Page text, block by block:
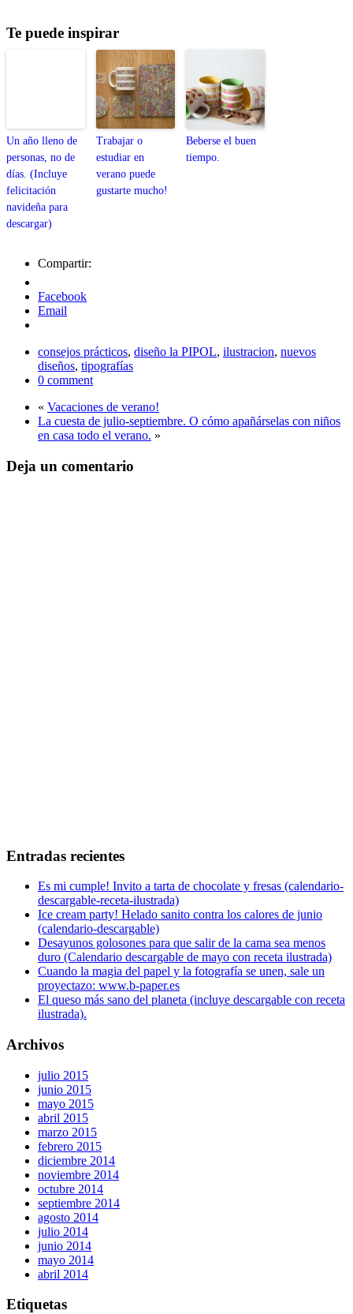
Te puede inspirar
Un año lleno de
personas, no de
días. (Incluye
felicitación
navideña para
descargar)
Trabajar o
estudiar en
verano puede
gustarte mucho!
Beberse el buen
tiempo.
Compartir:
Facebook
Email
consejos prácticos, diseño la PIPOL, ilustracion, nuevos
diseños, tipografías
0 comment
« Vacaciones de verano!
La cuesta de julio-septiembre. O cómo apañárselas con niños
en casa todo el verano. »
Deja un comentario
Entradas recientes
Es mi cumple! Invito a tarta de chocolate y fresas (calendario-
descargable-receta-ilustrada)
Ice cream party! Helado sanito contra los calores de junio
(calendario-descargable)
Desayunos golosones para que salir de la cama sea menos
duro (Calendario descargable de mayo con receta ilustrada)
Cuando la magia del papel y la fotografía se unen, sale un
proyectazo: www.b-paper.es
El queso más sano del planeta (incluye descargable con receta
ilustrada).
Archivos
julio 2015
junio 2015
mayo 2015
abril 2015
marzo 2015
febrero 2015
diciembre 2014
noviembre 2014
octubre 2014
septiembre 2014
agosto 2014
julio 2014
junio 2014
mayo 2014
abril 2014
Etiquetas